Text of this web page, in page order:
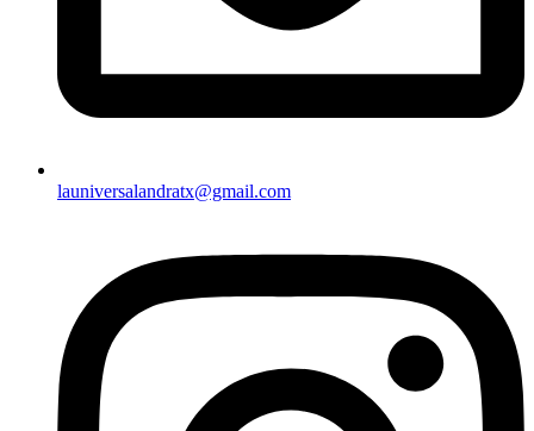
launiversalandratx@gmail.com